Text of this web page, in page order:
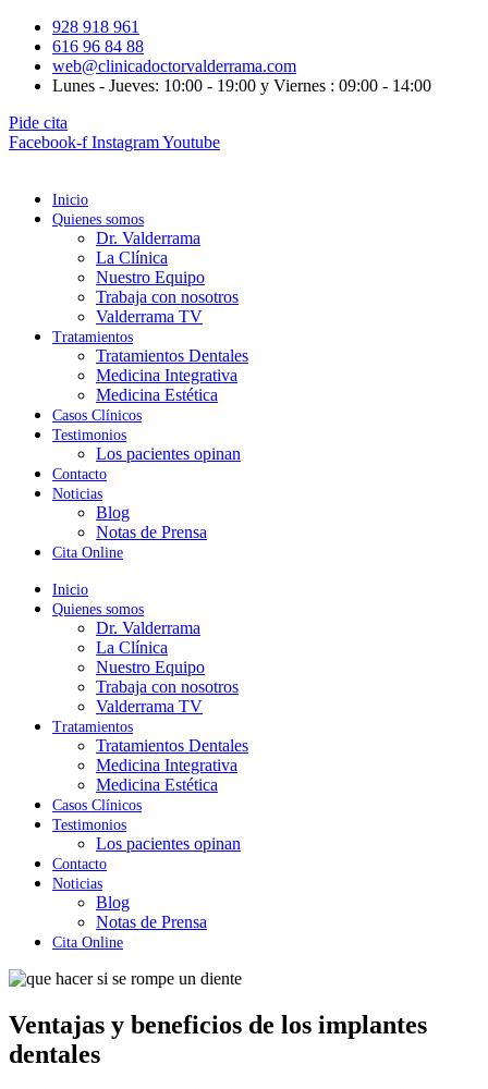
928 918 961
616 96 84 88
web@clinicadoctorvalderrama.com
Lunes - Jueves: 10:00 - 19:00 y Viernes : 09:00 - 14:00
Pide cita
Facebook-f InstagramYoutube
Inicio
Quienes somos
Dr. Valderrama
La Clínica
Nuestro Equipo
Trabaja con nosotros
Valderrama TV
Tratamientos
Tratamientos Dentales
Medicina Integrativa
Medicina Estética
Casos Clínicos
Testimonios
Los pacientes opinan
Contacto
Noticias
Blog
Notas de Prensa
Cita Online
Inicio
Quienes somos
Dr. Valderrama
La Clínica
Nuestro Equipo
Trabaja con nosotros
Valderrama TV
Tratamientos
Tratamientos Dentales
Medicina Integrativa
Medicina Estética
Casos Clínicos
Testimonios
Los pacientes opinan
Contacto
Noticias
Blog
Notas de Prensa
Cita Online
Ventajas y beneficios de los implantes
dentales